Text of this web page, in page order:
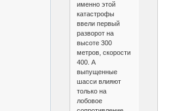
именно этой
катастрофы
ввели первый
разворот на
высоте 300
метров, скорости
400. А
выпущенные
шасси влияют
только на
лобовое